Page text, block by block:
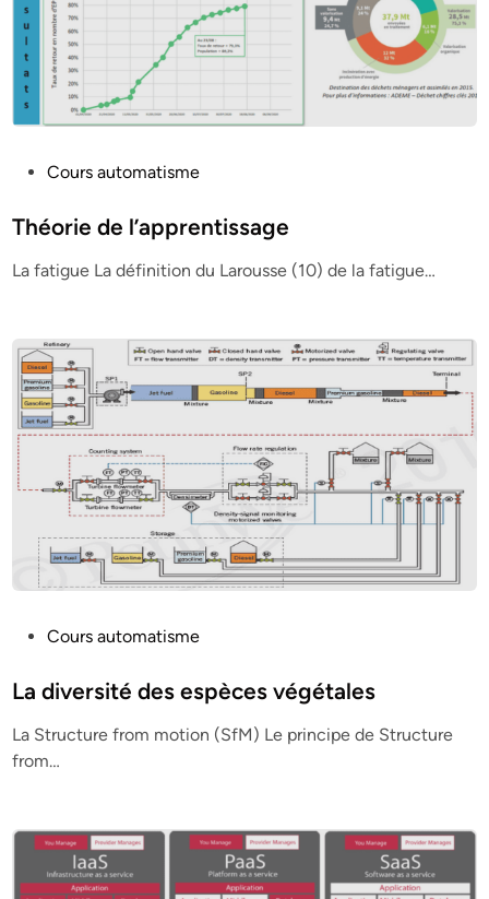
s
e
n
Cours automatisme
Théorie de l’apprentissage
La fatigue La définition du Larousse (10) de la fatigue…
s
e
d
Cours automatisme
La diversité des espèces végétales
La Structure from motion (SfM) Le principe de Structure
from…